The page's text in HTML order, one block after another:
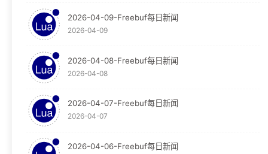
技术文档
教程
Graylog
Obsidian
OpenResty
WAF
2026-04-09-Freebuf每日新闻
2026-04-09
2026-04-08-Freebuf每日新闻
2026-04-08
2026-04-07-Freebuf每日新闻
2026-04-07
2026-04-06-Freebuf每日新闻